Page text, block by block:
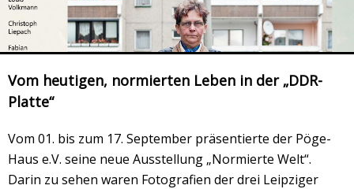
Datenschutz
Räume mieten
Vom heutigen, normierten Leben in der „DDR-
Platte“
Vom 01. bis zum 17. September präsentierte der Pöge-
Haus e.V. seine neue Ausstellung „Normierte Welt“.
Darin zu sehen waren Fotografien der drei Leipziger